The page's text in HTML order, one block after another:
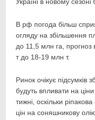
В рф погода більш
огляду на збільшення
до 11,5 млн га,
т до 18-19 млн т.
Ринок очікує підсумків
будуть впливати на
тижні, оскільки
цін на соняшникову